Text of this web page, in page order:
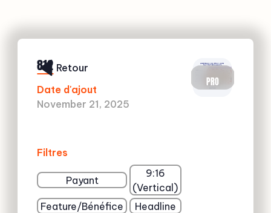
812
Date d'ajout
November 21, 2025
Filtres
Payant
9:16
(Vertical)
Feature/Bénéfice
Headline
PRO
Retour